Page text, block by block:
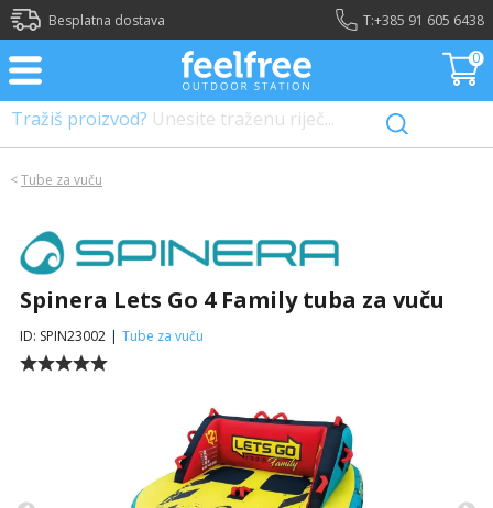
Besplatna dostava T:+385 91 605 6438
0
Tražiš proizvod? Unesite traženu riječ...
<Tube za vuču
Spinera Lets Go 4 Family tuba za vuču
ID: SPIN23002 | Tube za vuču
?>